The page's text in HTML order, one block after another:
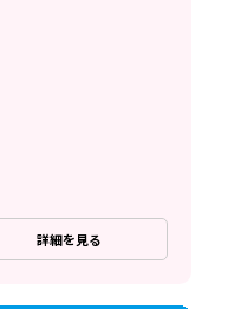
詳細を見る